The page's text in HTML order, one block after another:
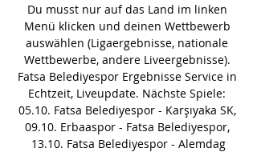
Du musst nur auf das Land im linken
Menü klicken und deinen Wettbewerb
auswählen (Ligaergebnisse, nationale
Wettbewerbe, andere Liveergebnisse).
Fatsa Belediyespor Ergebnisse Service in
Echtzeit, Liveupdate. Nächste Spiele:
05.10. Fatsa Belediyespor - Karşıyaka SK,
09.10. Erbaaspor - Fatsa Belediyespor,
13.10. Fatsa Belediyespor - Alemdag